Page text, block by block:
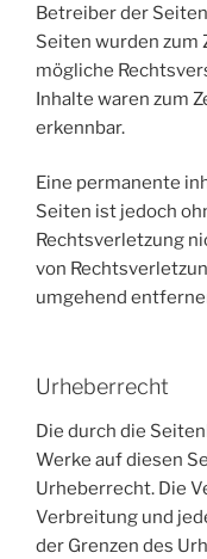
Betreiber der
Seiten wurden zum
mögliche
Inhalte waren zum
erkennbar.
Eine permanente
Seiten ist jedoch
Rechtsverletzung
von
umgehend
Urheberrecht
Die durch die
Werke auf diesen
Urheberrecht. Die
Verbreitung und
der Grenzen des